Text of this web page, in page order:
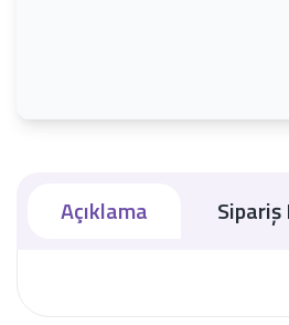
Açıklama Sipariş